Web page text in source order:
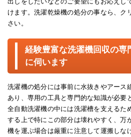
けます。洗濯乾燥機の処分の事なら、ク
さい。
経験豊富な洗濯機回収の専
に伺います
洗濯機の処分には事前に水抜きやアース
あり、専用の工具と専門的な知識が必要
全自動洗濯機の中には洗濯槽を支えるた
する上で特にこの部分は壊れやすく、万
機を運ぶ場合は厳重に注意して運搬しな